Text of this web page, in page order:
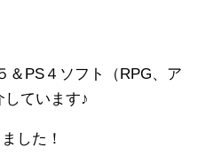
＆PS４ソフト（RPG、ア
ています♪
した！